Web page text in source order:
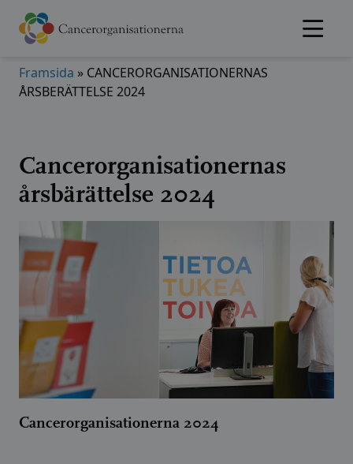
Hoppa
innehållet
Framsida » CANCERORGANISATIONERNAS
ÅRSBERÄTTELSE 2024
Cancerorganisationernas
årsbärättelse 2024
Cancerorganisationerna 2024